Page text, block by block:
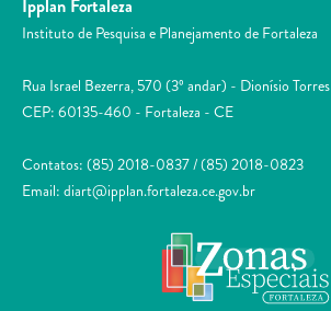
Ipplan Fortaleza
Instituto de Pesquisa e Planejamento de Fortaleza
Rua Israel Bezerra, 570 (3º andar) - Dionísio Torres
CEP: 60135-460 - Fortaleza - CE
Contatos: (85) 2018-0837 / (85) 2018-0823
Email: diart@ipplan.fortaleza.ce.gov.br